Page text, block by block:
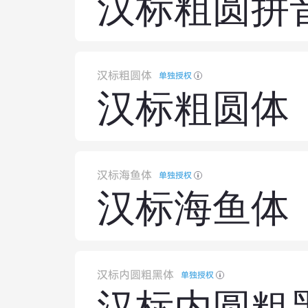
汉标粗圆拼
汉标粗圆体 单独授权
汉标粗圆体
汉标海鱼体 单独授权
汉标海鱼体
汉标内圆粗黑体 单独授权